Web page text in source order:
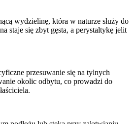
wydzielinę, która w naturze służy do
staje się zbyt gęsta, a perystaltykę jelit
przesuwanie się na tylnych
okolic odbytu, co prowadzi do